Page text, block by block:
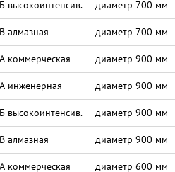
высокоинтенсив.
диаметр 700 мм
алмазная диаметр 700 мм
коммерческая диаметр 900 мм
инженерная диаметр 900 мм
высокоинтенсив. диаметр 900 мм
алмазная диаметр 900 мм
коммерческая диаметр 600 мм